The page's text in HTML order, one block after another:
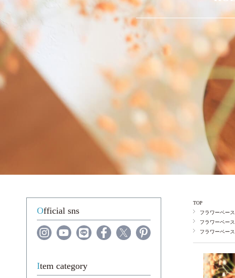
TOP
フラワーベース
フラワーベース
フラワーベース
Official sns
Item category